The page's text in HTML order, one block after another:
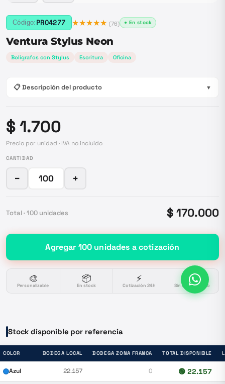
Código: PRO4277 ★★★★★ (76) ● En stock
Ventura Stylus Neon
Boligrafos con Stylus Escritura Oficina
📋 Descripción del producto ▼
$ 1.700
Precio por unidad · IVA no incluido
CANTIDAD
− +
Total · 100 unidades $ 170.000
Agregar 100 unidades a cotización
🎨
Personalizable
📦
En stock
⚡
Cotización 24h
🔒
Sin compromiso
Stock disponible por referencia
COLOR BODEGA LOCAL BODEGA ZONA FRANCA TOTAL DISPONIBLE
Azul 22.157 0 🟢 22.157